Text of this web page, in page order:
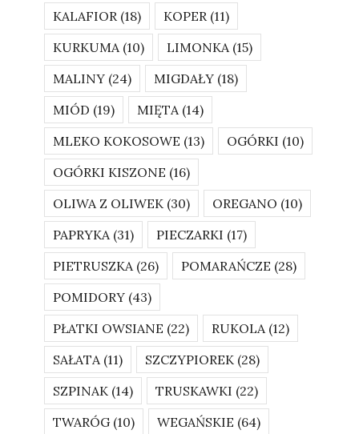
KALAFIOR (18) KOPER (11)
KURKUMA(10) LIMONKA(15)
MALINY (24) MIGDAŁY (18)
MIÓD (19) MIĘTA(14)
MLEKO KOKOSOWE (13) OGÓRKI (10)
OGÓRKI KISZONE (16)
OLIWA Z OLIWEK (30) OREGANO (10)
PAPRYKA(31) PIECZARKI (17)
PIETRUSZKA(26) POMARAŃCZE (28)
POMIDORY (43)
PŁATKI OWSIANE (22) RUKOLA(12)
SAŁATA(11) SZCZYPIOREK (28)
SZPINAK (14) TRUSKAWKI (22)
TWARÓG (10) WEGAŃSKIE (64)